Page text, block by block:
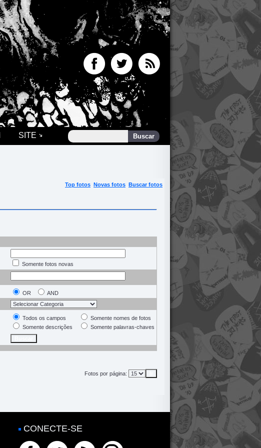
SITE
Top fotos Novas fotos Buscar fotos
Somente fotos novas
OR
AND
Todos os campos
Somente nomes de fotos
Somente descrições
Somente palavras-chaves
Fotos por página:
CONECTE-SE